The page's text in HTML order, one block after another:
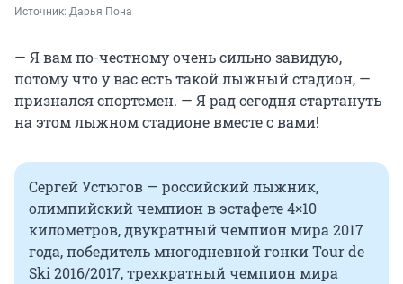
Источник: Дарья Пона
— Я вам по-честному очень сильно завидую,
потому что у вас есть такой лыжный стадион, —
признался спортсмен. — Я рад сегодня стартануть
на этом лыжном стадионе вместе с вами!
Сергей Устюгов — российский лыжник,
олимпийский чемпион в эстафете 4×10
километров, двукратный чемпион мира 2017
года, победитель многодневной гонки Tour de
Ski 2016/2017, трехкратный чемпион мира